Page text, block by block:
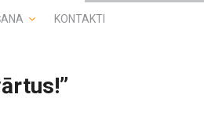
KONTAKTI